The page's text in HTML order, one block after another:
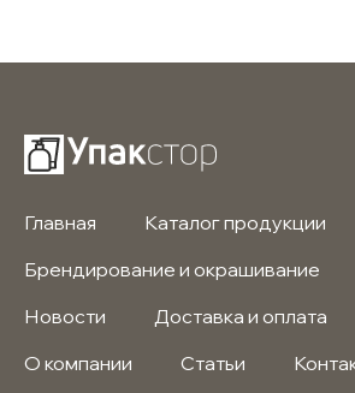
Главная
Каталог продукции
Брендирование и окрашивание
Новости
Доставка и оплата
О компании
Статьи